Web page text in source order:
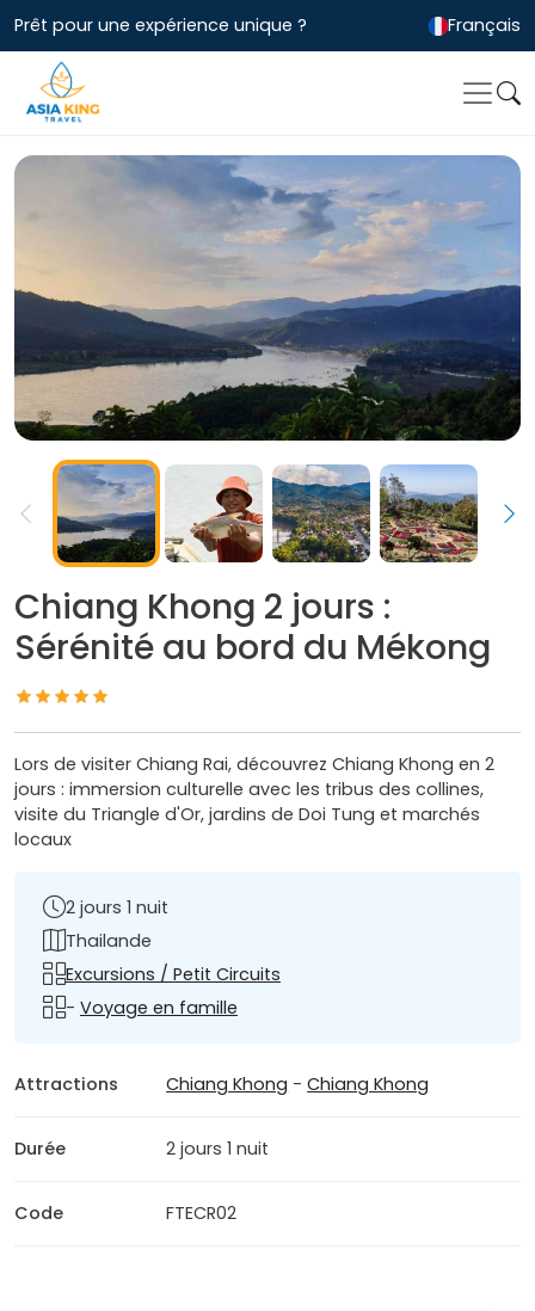
Prêt pour une expérience unique ? Français
Chiang Khong 2 jours :
Sérénité au bord du Mékong
Lors de visiter Chiang Rai, découvrez Chiang Khong en 2
jours : immersion culturelle avec les tribus des collines,
visite du Triangle d'Or, jardins de Doi Tung et marchés
locaux
2 jours 1 nuit
Thailande
Excursions / Petit Circuits
- Voyage en famille
Attractions Chiang Khong -Chiang Khong
Durée 2 jours 1 nuit
Code FTECR02